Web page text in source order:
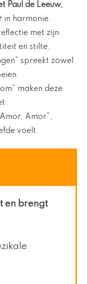
Paul de Leeuw,
in harmonie.
met zijn
en stilte.
spreekt zowel
maken deze
Amor”,
voelt.
en brengt